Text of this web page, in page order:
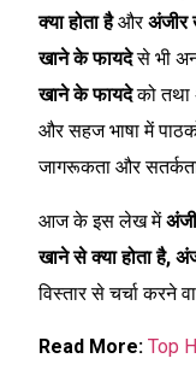
क्या होता हैऔरअंजीर
खाने के फायदेसे भी
खाने के फायदेको तथा
और सहज भाषा में
जागरूकता और
आज के इस लेख में
खाने से क्या होता है,
विस्तार से चर्चा करने
Read More: Top